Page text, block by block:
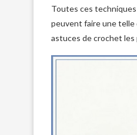
Toutes ces
peuvent faire une
astuces de crochet les